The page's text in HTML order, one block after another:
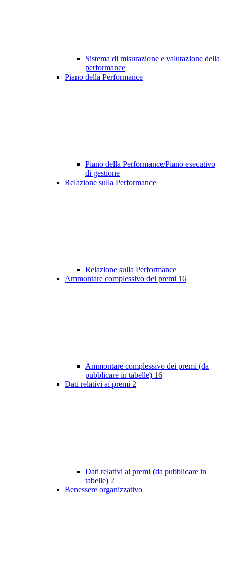
Sistema di misurazione e valutazione della
performance
Piano della Performance
Piano della Performance/Piano esecutivo
di gestione
Relazione sulla Performance
Relazione sulla Performance
Ammontare complessivo dei premi 16
Ammontare complessivo dei premi (da
pubblicare in tabelle) 16
Dati relativi ai premi 2
Dati relativi ai premi (da pubblicare in
tabelle) 2
Benessere organizzativo